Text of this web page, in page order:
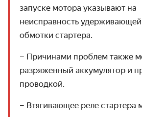
запуске мотора указывают на
неисправность
обмотки стартера.
– Причинами проблем также
разряженный аккумулятор и
проводкой.
– Втягивающее реле стартера